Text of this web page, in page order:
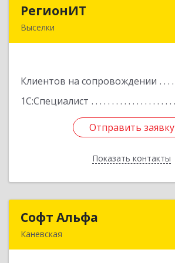
РегионИТ
Выселки
Клиентов на сопровождении
1С:Специалист
Отправить заявку
Показать контакты
Отправить заявку
Назад
Софт Альфа
Каневская